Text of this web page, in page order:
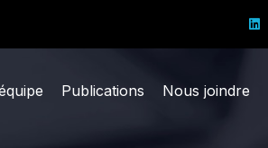
Publications Nous joindre